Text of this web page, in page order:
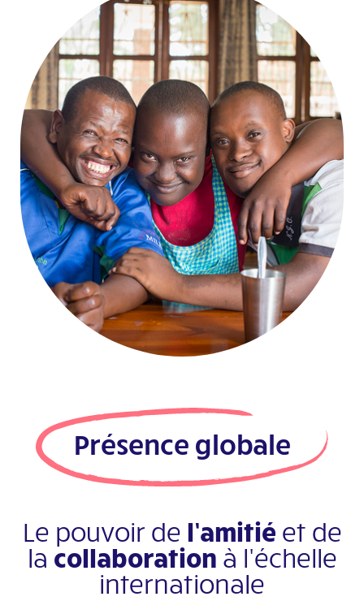
Présence globale
Le pouvoir de l’amitié et de
la collaboration à l'échelle
internationale